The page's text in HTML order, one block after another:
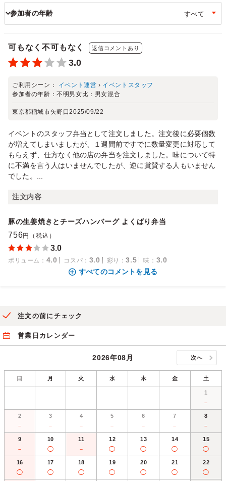
参加者の年齢
可もなく不可もなく 返信コメントあり
3.0
ご利用シーン： イベント運営 › イベントスタッフ
参加者の年齢：不明 男女比： 男女混合
東京都稲城市矢野口2025/09/22
イベントのスタッフ弁当として注文しました。注文後に必要個数
が増えてしまいましたが、１週間前ですでに数量変更に対応して
もらえず、仕方なく他の店の弁当を注文しました。味について特
に不満を言う人はいませんでしたが、逆に賞賛する人もいません
でした。...
注文内容
豚の生姜焼きとチーズハンバーグ よくばり弁当
756円（税込）
3.0
ボリューム ： 4.0 コスパ ： 3.0 彩り ：3.5 味 ： 3.0
すべてのコメントを見る
注文の前にチェック
営業日カレンダー
2026年08月 次へ
日 月 火 水 木 金 土
1
－
2
－
3
－
4
－
5
－
6
－
7
－
8
－
9
－
10
◯
11
－
12
◯
13
◯
14
◯
15
◯
16
◯
17
◯
18
◯
19
◯
20
◯
21
◯
22
◯